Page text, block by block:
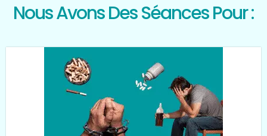
Nous Avons Des Séances Pour :